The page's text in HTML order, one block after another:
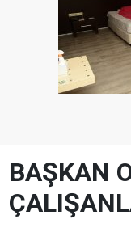
BAŞKAN